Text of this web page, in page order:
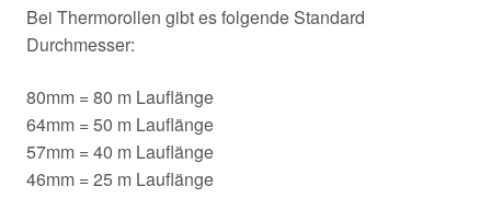
Bei Thermorollen gibt es folgende Standard
Durchmesser:
80mm = 80 m Lauflänge
64mm = 50 m Lauflänge
57mm = 40 m Lauflänge
46mm = 25 m Lauflänge